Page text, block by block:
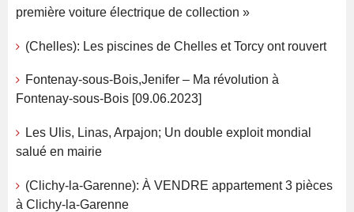
première voiture électrique de collection »
(Chelles): Les piscines de Chelles et Torcy ont rouvert
Fontenay-sous-Bois,Jenifer – Ma révolution à
Fontenay-sous-Bois [09.06.2023]
Les Ulis, Linas, Arpajon; Un double exploit mondial
salué en mairie
(Clichy-la-Garenne): À VENDRE appartement 3 pièces
à Clichy-la-Garenne